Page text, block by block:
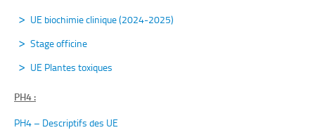
UE biochimie clinique (2024-2025)
Stage officine
UE Plantes toxiques
PH4 :
PH4 – Descriptifs des UE